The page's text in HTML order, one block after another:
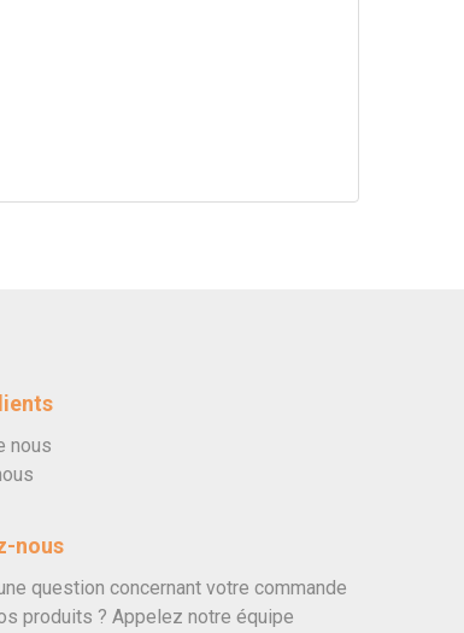
nous
nous
question concernant votre commande
produits ? Appelez notre équipe